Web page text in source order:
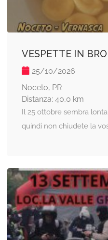
VESPETTE IN
25/10/2026
Noceto, PR
Distanza: 40,0 km
Il 25 ottobre sembra
quindi non chiudete la